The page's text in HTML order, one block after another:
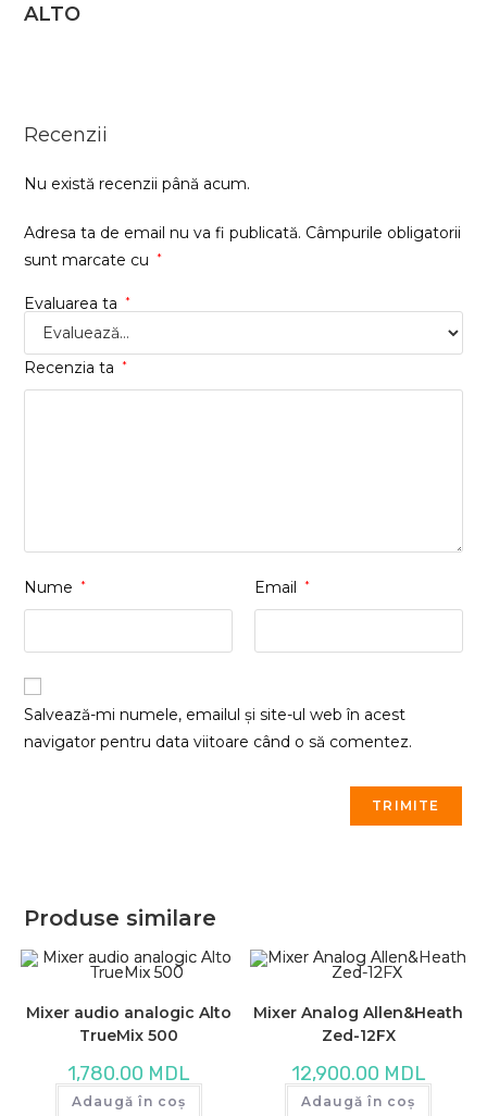
ALTO
Recenzii
Nu există recenzii până acum.
Adresa ta de email nu va fi publicată. Câmpurile obligatorii
sunt marcate cu
*
Evaluarea ta *
Recenzia ta *
Nume * Email *
Salvează-mi numele, emailul și site-ul web în acest
navigator pentru data viitoare când o să comentez.
Produse similare
Mixer audio analogic Alto
TrueMix 500
1,780.00 MDL
Adaugă în coș
Mixer Analog Allen&Heath
Zed-12FX
12,900.00 MDL
Adaugă în coș